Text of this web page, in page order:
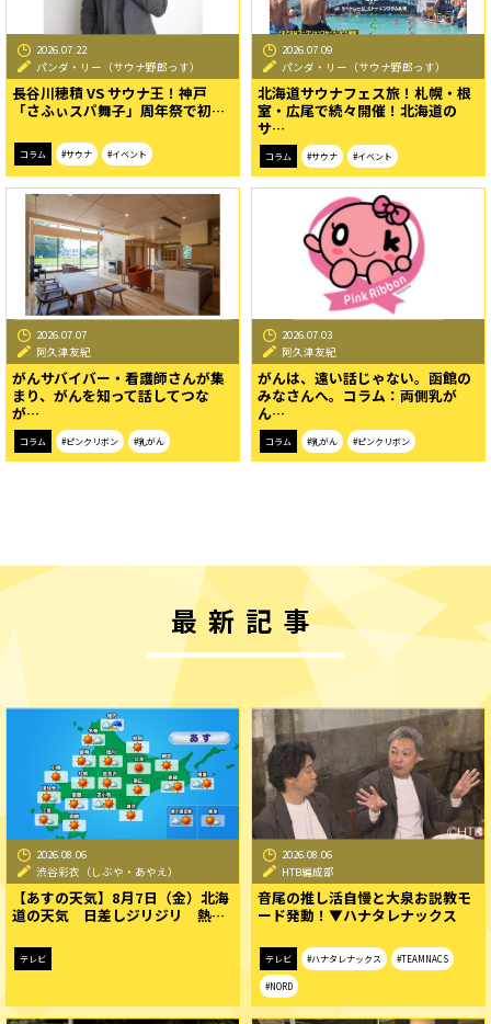
2026.07.22
パンダ・リー（サウナ野郎っす）
長谷川穂積 VS サウナ王！神戸
「さふぃスパ舞子」周年祭で初…
コラム #サウナ #イベント
2026.07.09
パンダ・リー（サウナ野郎っす）
北海道サウナフェス旅！札幌・根
室・広尾で続々開催！北海道の
サ…
コラム #サウナ #イベント
2026.07.07
阿久津友紀
がんサバイバー・看護師さんが集
まり、がんを知って話してつな
が…
コラム #ピンクリボン #乳がん
2026.07.03
阿久津友紀
がんは、遠い話じゃない。函館の
みなさんへ。コラム：両側乳が
ん…
コラム #乳がん #ピンクリボン
最新記事
2026.08.06
渋谷彩衣（しぶや・あやえ）
【あすの天気】8月7日（金）北海
道の天気 日差しジリジリ 熱…
テレビ
2026.08.06
HTB編成部
音尾の推し活自慢と大泉お説教モ
ード発動！▼ハナタレナックス
テレビ #ハナタレナックス #TEAMNACS
#NORD